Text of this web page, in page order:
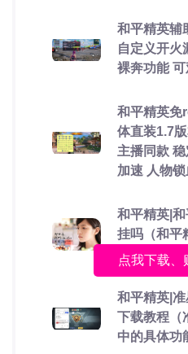
和平精英辅
自定义开火
裸奔功能
和平精英免
体直装1.7
主播同款
加速 人物
和平精英|
挂吗（和平
吗）
和平精英|
下载教程（
中的具体功
点我下载、